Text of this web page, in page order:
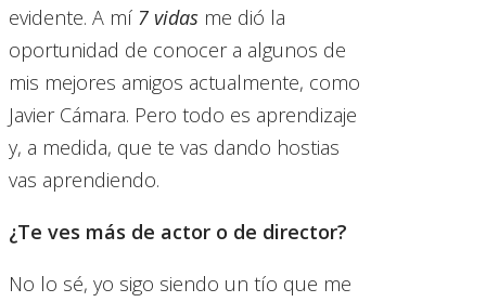
evidente. A mí 7 vidas me dió la
oportunidad de conocer a algunos de
mis mejores amigos actualmente, como
Javier Cámara. Pero todo es aprendizaje
y, a medida, que te vas dando hostias
vas aprendiendo.
¿Te ves más de actor o de director?
No lo sé, yo sigo siendo un tío que me